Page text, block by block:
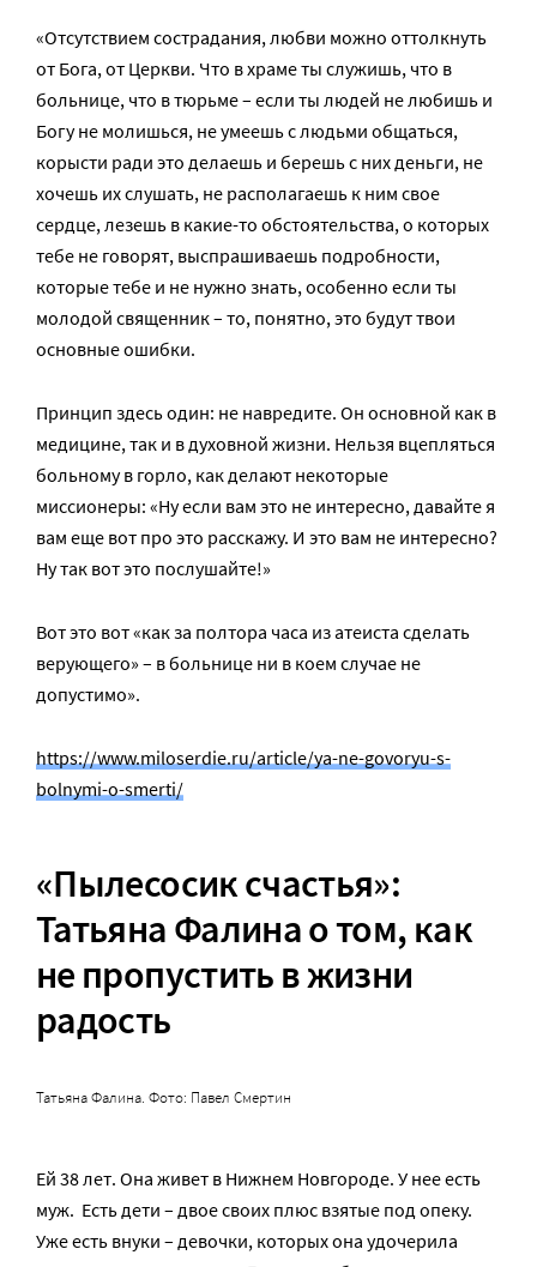
«Отсутствием сострадания, любви можно оттолкнуть
от Бога, от Церкви. Что в храме ты служишь, что в
больнице, что в тюрьме – если ты людей не любишь и
Богу не молишься, не умеешь с людьми общаться,
корысти ради это делаешь и берешь с них деньги, не
хочешь их слушать, не располагаешь к ним свое
сердце, лезешь в какие-то обстоятельства, о которых
тебе не говорят, выспрашиваешь подробности,
которые тебе и не нужно знать, особенно если ты
молодой священник – то, понятно, это будут твои
основные ошибки.
Принцип здесь один: не навредите. Он основной как в
медицине, так и в духовной жизни. Нельзя вцепляться
больному в горло, как делают некоторые
миссионеры: «Ну если вам это не интересно, давайте я
вам еще вот про это расскажу. И это вам не интересно?
Ну так вот это послушайте!»
Вот это вот «как за полтора часа из атеиста сделать
верующего» – в больнице ни в коем случае не
допустимо».
https://www.miloserdie.ru/article/ya-ne-govoryu-s-
bolnymi-o-smerti/
«Пылесосик счастья»:
Татьяна Фалина о том, как
не пропустить в жизни
радость
Татьяна Фалина. Фото: Павел Смертин
Ей 38 лет. Она живет в Нижнем Новгороде. У нее есть
муж. Есть дети – двое своих плюс взятые под опеку.
Уже есть внуки – девочки, которых она удочерила